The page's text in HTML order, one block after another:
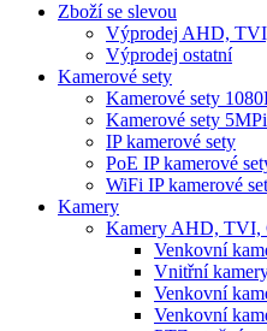
Zboží se slevou
Výprodej AHD,
Výprodej ostatní
Kamerové sety
Kamerové sety
Kamerové sety
IP kamerové sety
PoE IP kamerové
WiFi IP kamerové
Kamery
Kamery AHD, TVI,
Venkovní
Vnitřní
Venkovní
Venkovní